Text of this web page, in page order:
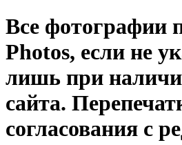
Все фотографии
Photos, если не
лишь при
сайта.
согласования с